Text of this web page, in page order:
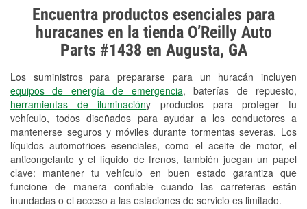
Encuentra productos esenciales para
huracanes en la tienda O’Reilly Auto
Parts #1438 en Augusta, GA
Los suministros para prepararse para un huracán incluyen
equipos de energía de emergencia, baterías de repuesto,
herramientas de iluminacióny productos para proteger tu
vehículo, todos diseñados para ayudar a los conductores a
mantenerse seguros y móviles durante tormentas severas. Los
líquidos automotrices esenciales, como el aceite de motor, el
anticongelante y el líquido de frenos, también juegan un papel
clave: mantener tu vehículo en buen estado garantiza que
funcione de manera confiable cuando las carreteras están
inundadas o el acceso a las estaciones de servicio es limitado.
Prueba de alternadores y
arrancadores
Revisión de la luz "Check Engine"
Reciclaje de baterías y aceite
Instalación de bombillas de faros
Instalación de limpiaparabrisas
Programa de Préstamo de
Herramientas
Rectificación de tambores y discos de